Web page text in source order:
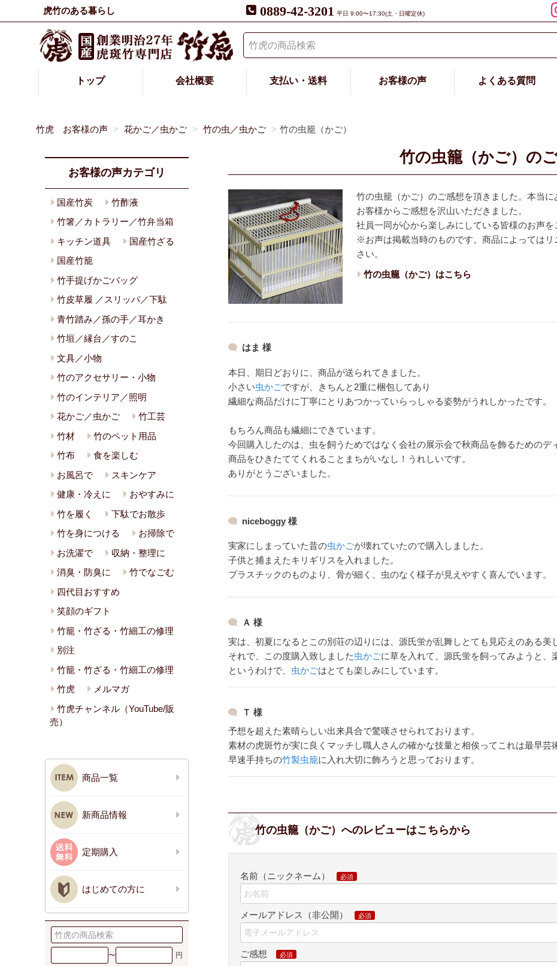
虎竹のある暮らし 0889-42-3201 平日 9:00〜17:30(土・日曜定休)
トップ 会社概要 支払い・送料 お客様の声 よくある質問
竹虎 お客様の声 花かご／虫かご 竹の虫／虫かご 竹の虫籠（かご）
竹の虫籠（かご）の
竹の虫籠（かご）のご感想を頂きました。本当に
お客様からご感想を沢山いただきました。
社員一同が心から楽しみにしている皆様のお声を
※お声は掲載当時のものです。商品によっては
さい。
竹の虫籠（かご）はこちら
はま 様
本日、期日どおりに、商品が送られてきました。
小さい虫かごですが、きちんと2重に梱包してあり
繊細な商品だけに丁寧にとりあつかっていらっしゃる姿勢がうれしかったです。
もちろん商品も繊細にできています。
今回購入したのは、虫を飼うためではなく会社の展示会で秋商品を飾るためのデ
商品をひきたててくれることまちがいなし！うれしいです。
ありがとうございました。
niceboggy 様
実家にしまっていた昔の虫かごが壊れていたので購入しました。
子供と捕まえたキリギリスを入れました。
プラスチックのものより、骨が細く、虫のなく様子が見えやすく喜んでいます。
Ａ 様
実は、初夏になるとこの別荘の辺りには、源氏蛍が乱舞しとても見応えのある美
それで、この度購入致しました虫かごに草を入れて、源氏蛍を飼ってみようと、
というわけで、 虫かごはとても楽しみにしています。
Ｔ 様
予想を超えた素晴らしい出来具合で驚嘆させられております。
素材の虎斑竹が実に良くマッチし職人さんの確かな技量と相俟ってこれは最早芸
早速手持ちの竹製虫籠に入れ大切に飾ろうと思っております。
竹の虫籠（かご）へのレビューはこちらから
名前（ニックネーム）
メールアドレス（非公開）
ご感想
お客様の声カテゴリ
国産竹炭
竹酢液
竹箸／カトラリー／竹弁当箱
キッチン道具
国産竹ざる
国産竹籠
竹手提げかごバッグ
竹皮草履 ／スリッパ／下駄
青竹踏み／孫の手／耳かき
竹垣／縁台／すのこ
文具／小物
竹のアクセサリー・小物
竹のインテリア／照明
花かご／虫かご
竹工芸
竹材
竹のペット用品
竹布
食を楽しむ
お風呂で
スキンケア
健康・冷えに
おやすみに
竹を履く
下駄でお散歩
竹を身につける
お掃除で
お洗濯で
収納・整理に
消臭・防臭に
竹でなごむ
四代目おすすめ
笑顔のギフト
竹籠・竹ざる・竹細工の修理
別注
竹籠・竹ざる・竹細工の修理
竹虎
メルマガ
竹虎チャンネル（YouTube/販
売）
商品一覧
新商品情報
定期購入
はじめての方に
〜